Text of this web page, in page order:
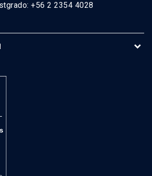
+56 2 2354 4028